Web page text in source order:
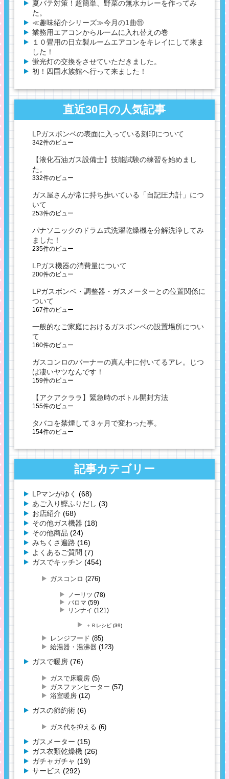
夏バテ対策！超簡単、野菜の無水カレーを作ってみ
た。
≪趣味紹介シリーズ≫今月の1曲⑪
業務用エアコンからルームに入れ替えの巻
１０畳用の日立製ルームエアコンをキレイにして来ま
した！
蛍光灯の交換をさせていただきました。
初！四国水族館へ行って来ました！
直近30日の人気記事
LPガスボンベの表面に入っている刻印について
342件のビュー
【液化石油ガス設備士】技能試験の練習を始めまし
た。
332件のビュー
ガス屋さんが常に持ち歩いている「自記圧力計」につ
いて
253件のビュー
パナソニックのドラム式洗濯乾燥機を分解洗浄してみ
ました！
235件のビュー
LPガス機器の消費量について
200件のビュー
LPガスボンベ・調整器・ガスメーターとの位置関係に
ついて
167件のビュー
一般的なご家庭におけるガスボンベの設置場所につい
て
160件のビュー
ガスコンロのバーナーの真ん中に付いてるアレ。じつ
は凄いヤツなんです！
159件のビュー
【アクアクララ】緊急時のボトル開封方法
155件のビュー
タバコを禁煙して３ヶ月で変わった事。
154件のビュー
記事カテゴリー
LPマンがゆく (68)
あご入り鰹ふりだし (3)
お店紹介 (68)
その他ガス機器 (18)
その他商品 (24)
みちくさ遍路 (16)
よくあるご質問 (7)
ガスでキッチン (454)
ガスコンロ (276)
ノーリツ (78)
パロマ (59)
リンナイ (121)
＋Ｒレシピ (39)
レンジフード (85)
給湯器・湯沸器 (123)
ガスで暖房 (76)
ガスで床暖房 (5)
ガスファンヒーター (57)
浴室暖房 (12)
ガスの節約術 (6)
ガス代を抑える (6)
ガスメーター (15)
ガス衣類乾燥機 (26)
ガチャガチャ (19)
サービス (292)